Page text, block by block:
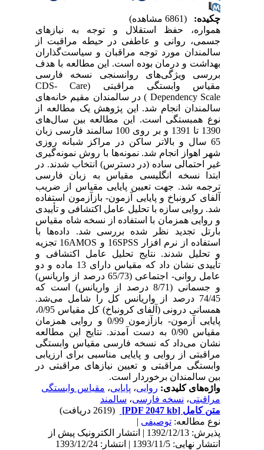
چکیده:
همواره، حفظ استقلال و توجه به نیازهای
جسمی، روانی و عاطفی در حیطه مراقبت از
سالمندان مورد توجه مراقبان و سیاست‌گذاران
بهداشت و درمان بوده است. این مطالعه با هدف
بررسی ویژگی‌های روانسنجی نسخه فارسی
مقیاس وابستگی مراقبتی (CDS- Care
Dependency Scale ) در سالمندان مقیم خانه‌های
سالمندان انجام شد. این پژوهش یک مطالعه از
نوع همبستگی است. این مطالعه بین سال‌های
1390 تا 1391 و بر روی 100 سالمند فارسی زبان
65 سال و بالاتر ساکن در مراکز شبانه روزی
شهر اهواز انجام شد. نمونه‌ها با روش نمونه‌گیری
غیر احتمالی ساده (در دسترس) انتخاب شدند. در
ابتدا نسخه انگلیسی مقیاس به زبان فارسی
ترجمه شد. جهت تعیین پایایی مقیاس از ضریب
آلفای کرونباخ و پایایی آزمون- بازآزمون استفاده
شد. روایی سازه با تحلیل عامل اکتشافی و تأییدی
و روایی همزمان با استفاده از نسخه شاه مقیاس
بارتل تجدید نظر شده بررسی شد. داده‌ها با
استفاده از نرم افزار 16SPSS و 16AMOS تجزیه
و تحلیل شدند. نتایج تحلیل عامل اکتشافی و
تأییدی نشان داد که مقیاس دارای 13 ماده و دو
عامل روانی- اجتماعی (65/73 درصد از واریانس)
و جسمانی (8/71 درصد از واریانس) است که
74/45 درصد از واریانس کل را شامل می‌شد.
همسانی درونی (آلفای کرونباخ) کل مقیاس 0/95،
پایایی آزمون- بازآزمون 0/99 و روایی همزمان
مقیاس 0/90 به دست آمدند. نتایج این مطالعه
نشان می‌داد که نسخه فارسی مقیاس وابستگی
مراقبتی از روایی و پایایی مناسبی برای ارزیابی
وابستگی مراقبتی و تعیین نیازهای مراقبتی در
بین سالمندان برخوردار است.
واژه‌های کلیدی:روایی،پایایی،مقیاس وابستگی
مراقبتی،نسخه فارسی،سالمند
متن کامل[PDF 2047 kb]
نوع مطالعه:توصیفی|
پذیرش: 1392/12/13 | انتشار الکترونیک پیش از
انتشار نهایی: 1393/11/5 | انتشار: 1393/12/24